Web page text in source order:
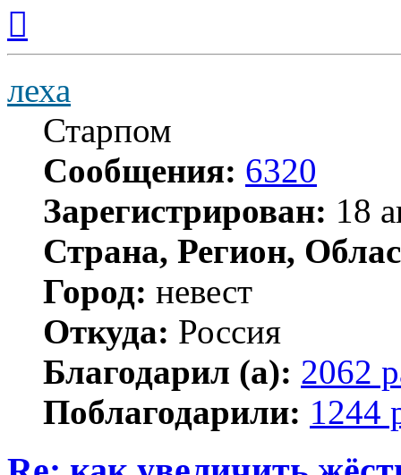
началу
леха
Старпом
Сообщения: 6320
Зарегистрирован: 18
Страна, Регион,
Город: невест
Откуда: Россия
Благодарил (а): 2062
Поблагодарили: 1244